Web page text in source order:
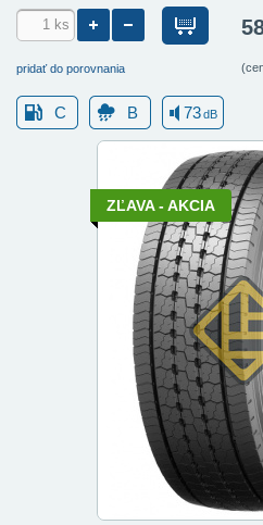
pridať do porovnania
C B 73dB
ZĽAVA - AKCIA